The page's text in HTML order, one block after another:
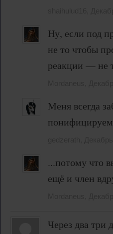
Ну, если под
не то чтобы
реакции — не
Меня всегда
...потому что
ещё и член
Через два три